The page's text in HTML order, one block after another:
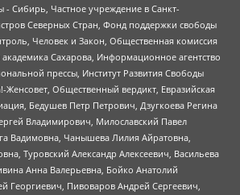
- Сибирь, Частное учреждение в Санкт-
Северных Стран, Фонд поддержки свободы
Человек и Закон, Общественная комиссия
Сахарова, Информационное агентство
прессы, Институт Развития Свободы
Общественный вердикт, Евразийская
Бедушев Петр Петрович, Дзугкоева Регина
Владимирович, Милославский Павел
Вадимовна, Чанышева Лилия Айратовна,
Туровский Александр Алексеевич, Васильева
Анна Валерьевна, Бойко Анатолий
Георгиевич, Пивоваров Андрей Сергеевич,